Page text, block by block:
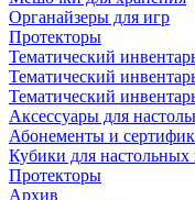
Органайзеры для игр
Протекторы
Тематический
Тематический
Тематический
Аксессуары для
Абонементы и
Кубики для настольных
Протекторы
Архив